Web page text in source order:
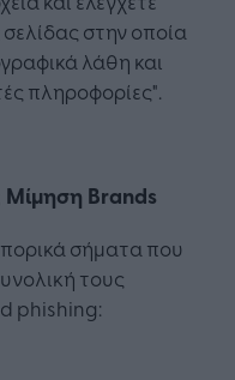
στην οποία
λάθη και
πληροφορίες".
Μίμηση Brands
σήματα που
τους
phishing: